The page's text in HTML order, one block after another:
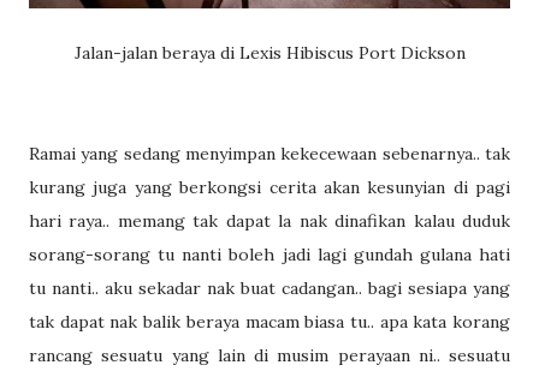
Jalan-jalan beraya di Lexis Hibiscus Port Dickson
Ramai yang sedang menyimpan kekecewaan sebenarnya.. tak
kurang juga yang berkongsi cerita akan kesunyian di pagi
hari raya.. memang tak dapat la nak dinafikan kalau duduk
sorang-sorang tu nanti boleh jadi lagi gundah gulana hati
tu nanti.. aku sekadar nak buat cadangan.. bagi sesiapa yang
tak dapat nak balik beraya macam biasa tu.. apa kata korang
rancang sesuatu yang lain di musim perayaan ni.. sesuatu